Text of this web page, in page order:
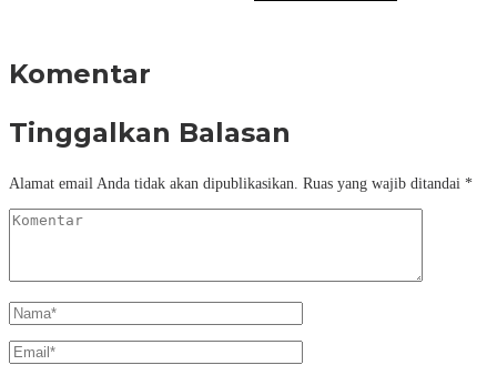
Komentar
Tinggalkan Balasan
Alamat email Anda tidak akan dipublikasikan. Ruas yang wajib ditandai *